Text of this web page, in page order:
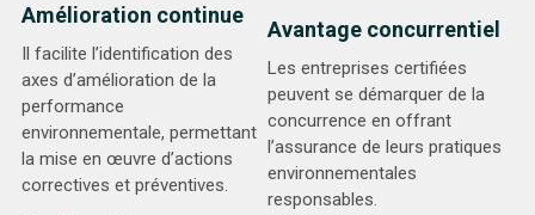
Amélioration continue
Il facilite l’identification des
axes d’amélioration de la
performance
environnementale, permettant
la mise en œuvre d’actions
correctives et préventives.
Avantage concurrentiel
Les entreprises certifiées
peuvent se démarquer de la
concurrence en offrant
l’assurance de leurs pratiques
environnementales
responsables.